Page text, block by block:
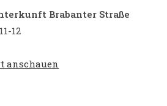
Brabanter Straße
12
anschauen